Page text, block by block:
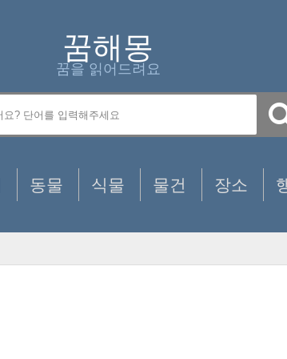
꿈해몽
꿈을 읽어드려요
동물 식물 물건 장소